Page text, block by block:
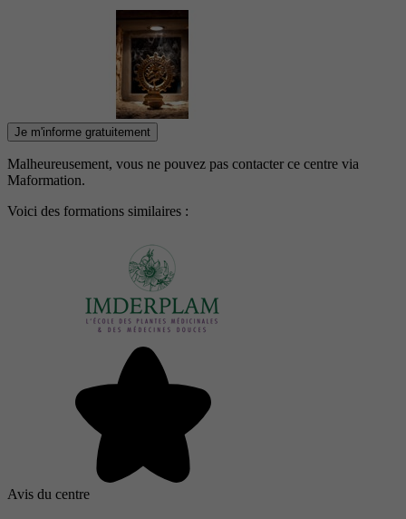
Je m'informe gratuitement
Malheureusement, vous ne pouvez pas contacter ce centre via
Maformation.
Voici des formations similaires :
Avis du centre